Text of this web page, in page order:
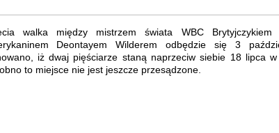
walka między mistrzem świata WBC
Deontayem Wilderem odbędzie się 3
iż dwaj pięściarze staną naprzeciw siebie 18 lipca
to miejsce nie jest jeszcze przesądzone.